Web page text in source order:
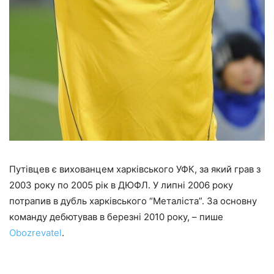
Путівцев є вихованцем харківського УФК, за який грав з
2003 року по 2005 рік в ДЮФЛ. У липні 2006 року
потрапив в дубль харківського “Металіста”. За основну
команду дебютував в березні 2010 року, – пише
Оbozrevatel.